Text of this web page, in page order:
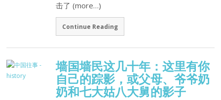
击了 (more…)
Continue Reading
墙国墙民这几十年：这里有你
自己的踪影，或父母、爷爷奶
奶和七大姑八大舅的影子